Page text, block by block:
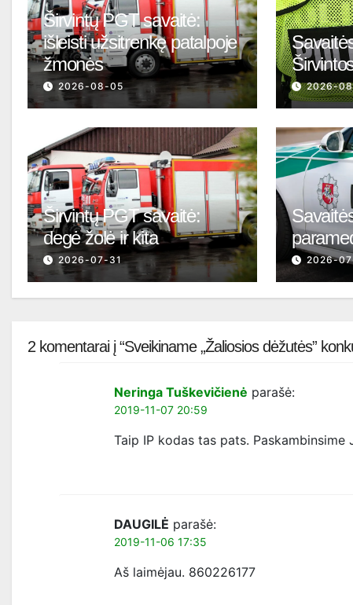
Širvintų PGT savaitė:
išleisti užsitrenkę patalpoje
žmonės
2026-08-05 2026-
Širvintų PGT savaitė:
degė žolė ir kita
2026-07-31 2026-
2 komentarai į “Sveikiname „Žaliosios dėžutės”
Neringa Tuškevičienė parašė:
2019-11-07 20:59
Taip IP kodas tas pats.
DAUGILĖ parašė:
2019-11-06 17:35
Aš laimėjau. 860226177